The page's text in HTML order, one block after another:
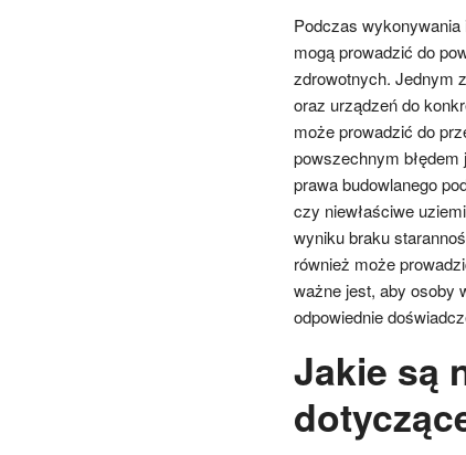
Podczas wykonywania
mogą prowadzić do
zdrowotnych. Jednym
oraz urządzeń do
może prowadzić do
powszechnym
prawa budowlanego
czy niewłaściwe
wyniku braku
również może
ważne jest, aby osoby
odpowiednie
Jakie są